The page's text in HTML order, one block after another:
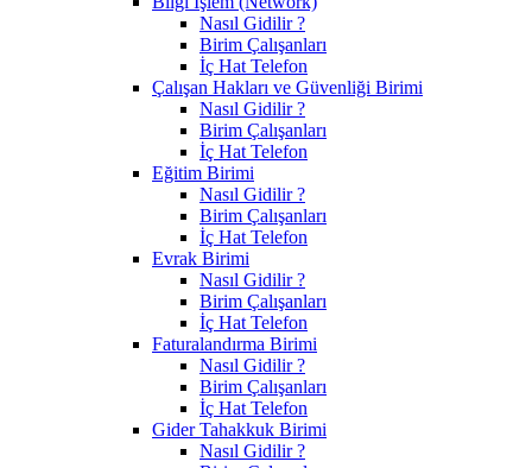
Nasıl Gidilir ?
Birim Çalışanları
İç Hat Telefon
Çalışan Hakları ve Güvenliği Birimi
Nasıl Gidilir ?
Birim Çalışanları
İç Hat Telefon
Eğitim Birimi
Nasıl Gidilir ?
Birim Çalışanları
İç Hat Telefon
Evrak Birimi
Nasıl Gidilir ?
Birim Çalışanları
İç Hat Telefon
Faturalandırma Birimi
Nasıl Gidilir ?
Birim Çalışanları
İç Hat Telefon
Gider Tahakkuk Birimi
Nasıl Gidilir ?